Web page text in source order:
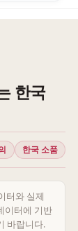
한국
한국 소품
터와 실제
이터에 기반
바랍니다.